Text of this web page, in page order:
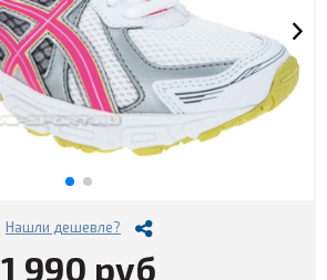
Нашли дешевле?
1 990 руб